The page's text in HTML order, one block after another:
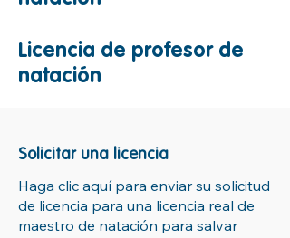
Licencia de profesor de
natación
Solicitar una licencia
Haga clic aquí para enviar su solicitud
de licencia para una licencia real de
maestro de natación para salvar